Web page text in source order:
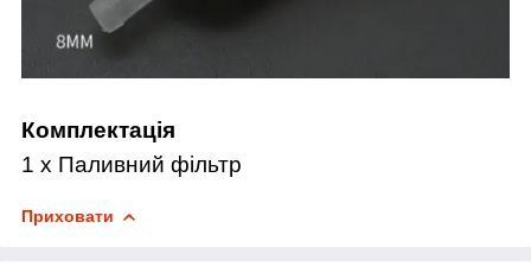
Комплектація
1 x Паливний фільтр
Приховати